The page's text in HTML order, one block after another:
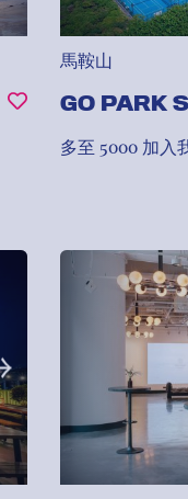
馬鞍山
GO PARK
多至 5000 加入